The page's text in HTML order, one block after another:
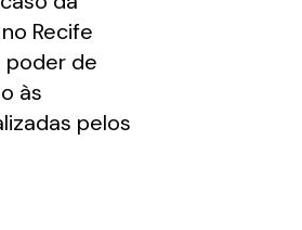
Recife
poder de
às
pelos